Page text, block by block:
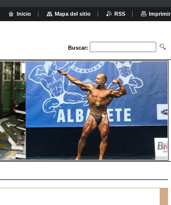
Buscar:
Inicio Mapa del sitio RSS Imprimir